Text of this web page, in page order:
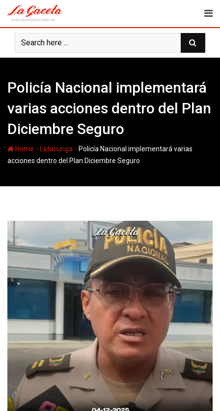
content
Policía Nacional implementará
varias acciones dentro del Plan
Diciembre Seguro
Home - Latacunga - Policía Nacional implementará varias
acciones dentro del Plan Diciembre Seguro